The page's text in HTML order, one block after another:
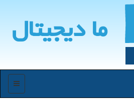
ما دیجیتال
منو